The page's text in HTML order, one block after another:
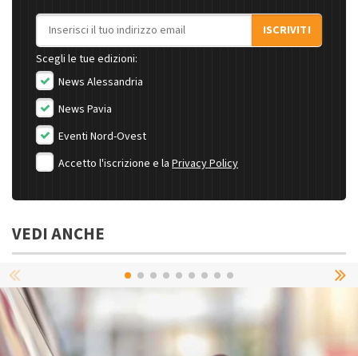
Indirizzo email
ISCRIVITI
Scegli le tue edizioni:
News Alessandria
News Pavia
Eventi Nord-Ovest
Accetto l'iscrizione e la Privacy Policy
VEDI ANCHE